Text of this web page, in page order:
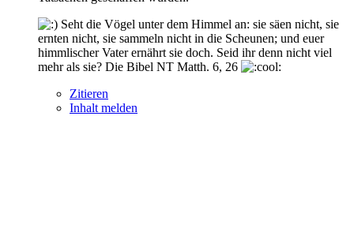
Seht die Vögel unter dem Himmel an: sie säen nicht, sie
ernten nicht, sie sammeln nicht in die Scheunen; und euer
himmlischer Vater ernährt sie doch. Seid ihr denn nicht viel
mehr als sie? Die Bibel NT Matth. 6, 26
Zitieren
Inhalt melden